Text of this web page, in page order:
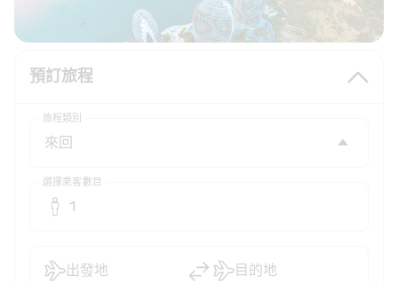
預訂旅程
旅程類別
選擇乘客數目
1
出發地 目的地